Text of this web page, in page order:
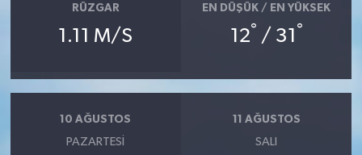
RÜZGAR
1.11 M/S
EN DÜŞÜK / EN YÜKSEK
12° / 31 °
10 AĞUSTOS
PAZARTESI
11 AĞUSTOS
SALI
ÜÇÜNCÜ SAYFA
Yemek